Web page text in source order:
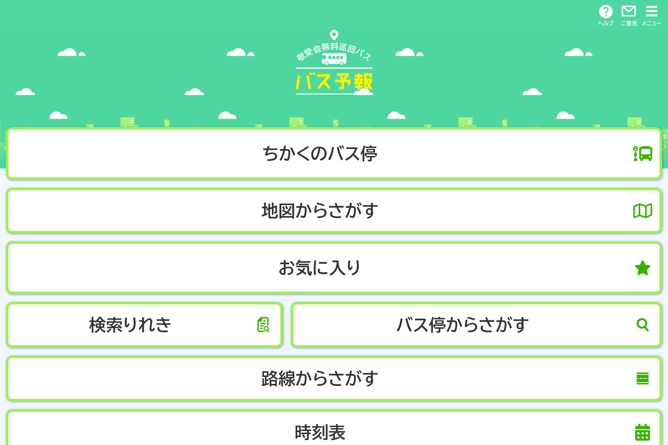
ヘルプ ご意見 メニュー
敬愛会無料巡回バス
ちかくのバス停
地図からさがす
お気に入り
検索りれき バス停からさがす
路線からさがす
時刻表